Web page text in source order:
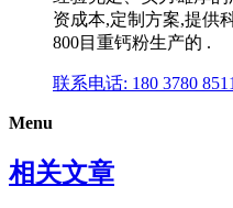
资成本,定制方案,提供
800目重钙粉生产的 .
联系电话: 180 3780 8511
Menu
相关文章